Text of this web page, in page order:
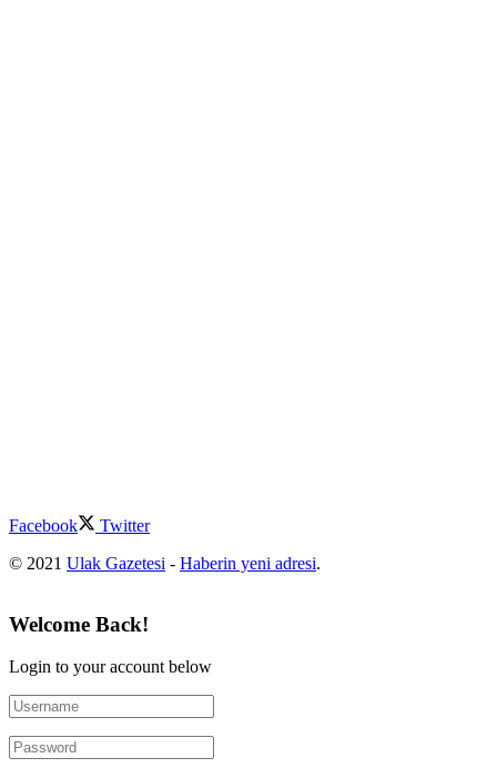
Facebook
Twitter
© 2021 Ulak Gazetesi - Haberin yeni adresi.
Welcome Back!
Login to your account below